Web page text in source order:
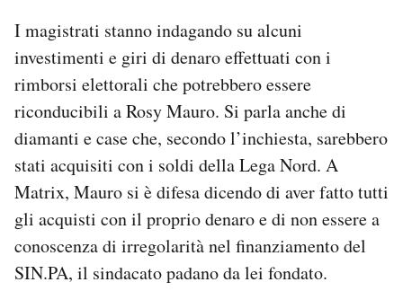
I magistrati stanno indagando su alcuni
investimenti e giri di denaro effettuati con i
rimborsi elettorali che potrebbero essere
riconducibili a Rosy Mauro. Si parla anche di
diamanti e case che, secondo l’inchiesta, sarebbero
stati acquisiti con i soldi della Lega Nord. A
Matrix, Mauro si è difesa dicendo di aver fatto tutti
gli acquisti con il proprio denaro e di non essere a
conoscenza di irregolarità nel finanziamento del
SIN.PA, il sindacato padano da lei fondato.